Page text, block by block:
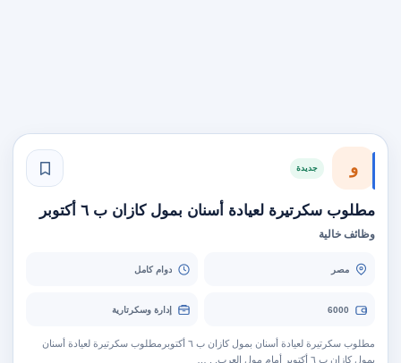
و جديدة
مطلوب سكرتيرة لعيادة أسنان بمول كازان ب ٦ أكتوبر
وظائف خالية
مصر دوام كامل
6000 إدارة وسكرتارية
مطلوب سكرتيرة لعيادة أسنان بمول كازان ب ٦ أكتوبرمطلوب سكرتيرة لعيادة أسنان
بمول كازان ب ٦ أكتوبر أمام مول العرب. . …